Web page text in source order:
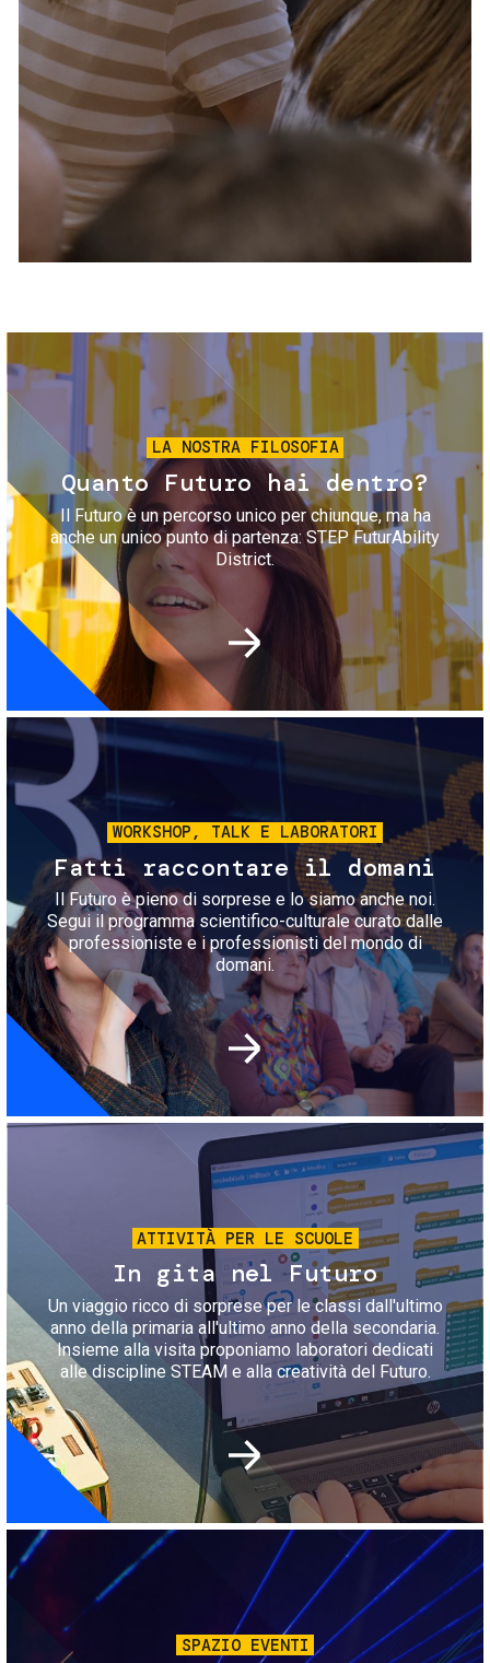
Servizi e accessibilità
Contatti
FAQ
Biglietti
Immagine
LA NOSTRA FILOSOFIA
Quanto Futuro hai dentro?
Il Futuro è un percorso unico per chiunque, ma ha
anche un unico punto di partenza: STEP FuturAbility
District.
Immagine
WORKSHOP, TALK E LABORATORI
Fatti raccontare il domani
Il Futuro è pieno di sorprese e lo siamo anche noi.
Segui il programma scientifico-culturale curato dalle
professioniste e i professionisti del mondo di
domani.
Immagine
ATTIVITÀ PER LE SCUOLE
In gita nel Futuro
Un viaggio ricco di sorprese per le classi dall'ultimo
anno della primaria all'ultimo anno della secondaria.
Insieme alla visita proponiamo laboratori dedicati
alle discipline STEAM e alla creatività del Futuro.
Immagine
SPAZIO EVENTI